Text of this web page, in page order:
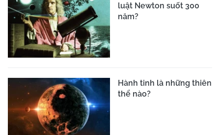
luật Newton suốt 300
năm?
Hành tinh là những thiên
thể nào?